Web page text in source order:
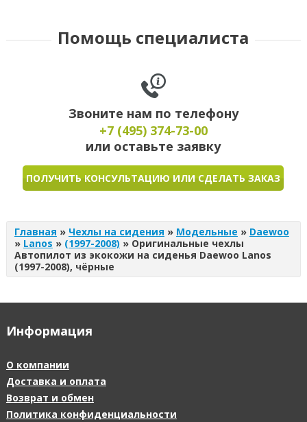
Помощь специалиста
Звоните нам по телефону
+7 (495) 374-73-00
или оставьте заявку
ПОЛУЧИТЬ КОНСУЛЬТАЦИЮ ИЛИ СДЕЛАТЬ ЗАКАЗ
Главная » Чехлы на сидения » Модельные » Daewoo
» Lanos » (1997-2008) » Оригинальные чехлы
Автопилот из экокожи на сиденья Daewoo Lanos
(1997-2008), чёрные
Информация
О компании
Доставка и оплата
Возврат и обмен
Политика конфиденциальности